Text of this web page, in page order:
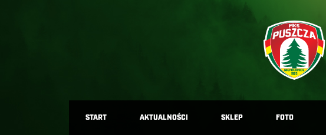
START AKTUALNOŚCI SKLEP FOTO